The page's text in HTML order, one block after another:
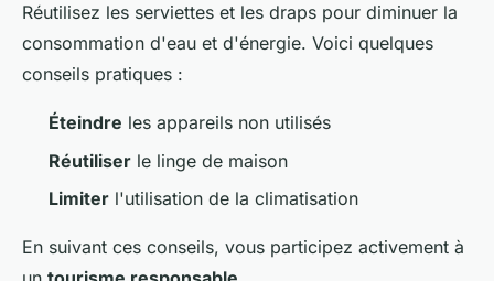
Réutilisez les serviettes et les draps pour diminuer la
consommation d'eau et d'énergie. Voici quelques
conseils pratiques :
Éteindre les appareils non utilisés
Réutiliser le linge de maison
Limiter l'utilisation de la climatisation
En suivant ces conseils, vous participez activement à